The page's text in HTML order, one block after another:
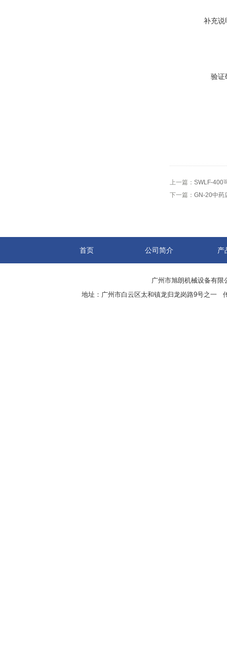
补充说
验证
上一篇： SWLF-400
下一篇： GN-20中药
首页 公司简介 产
广州市旭朗机械设备有限
地址：广州市白云区太和镇龙归龙岗路9号之一